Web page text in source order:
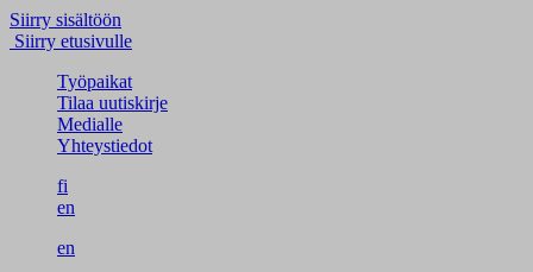
Siirry sisältöön
Siirry etusivulle
Työpaikat
Tilaa uutiskirje
Medialle
Yhteystiedot
fi
en
en